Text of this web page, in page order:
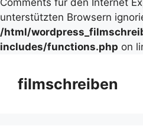
Comments für den Internet
unterstützten Browsern
/html/
includes/functions.php on
Inhalt
springen
filmschreiben